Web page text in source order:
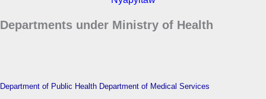
Departments under Ministry of Health
Department of Public Health Department of Medical Services